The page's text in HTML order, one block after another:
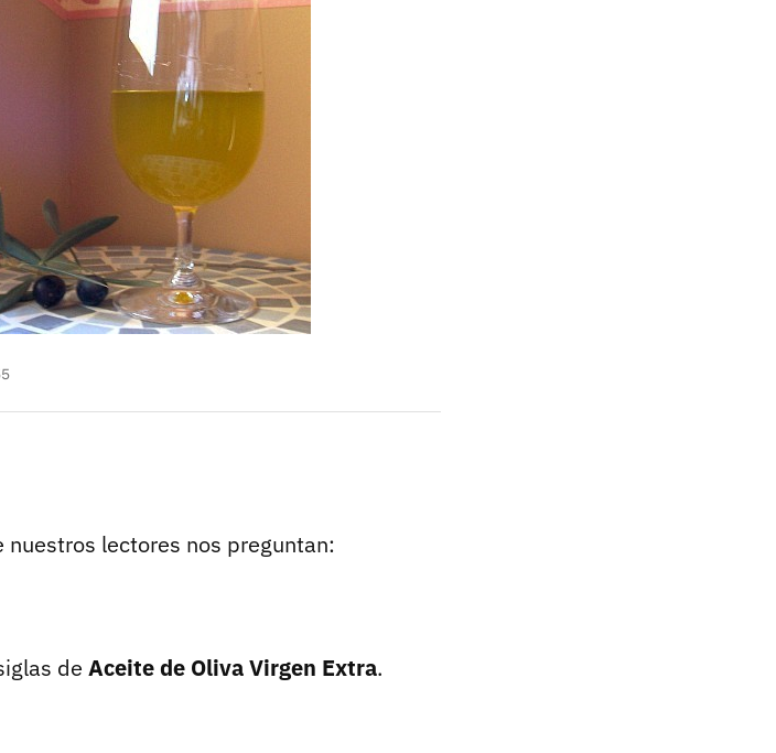
lectores nos preguntan:
de Aceite de Oliva Virgen Extra.